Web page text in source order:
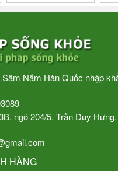
Nấm Hàn Quốc nhập
ngõ 204/5, Trần Duy
HÀNG